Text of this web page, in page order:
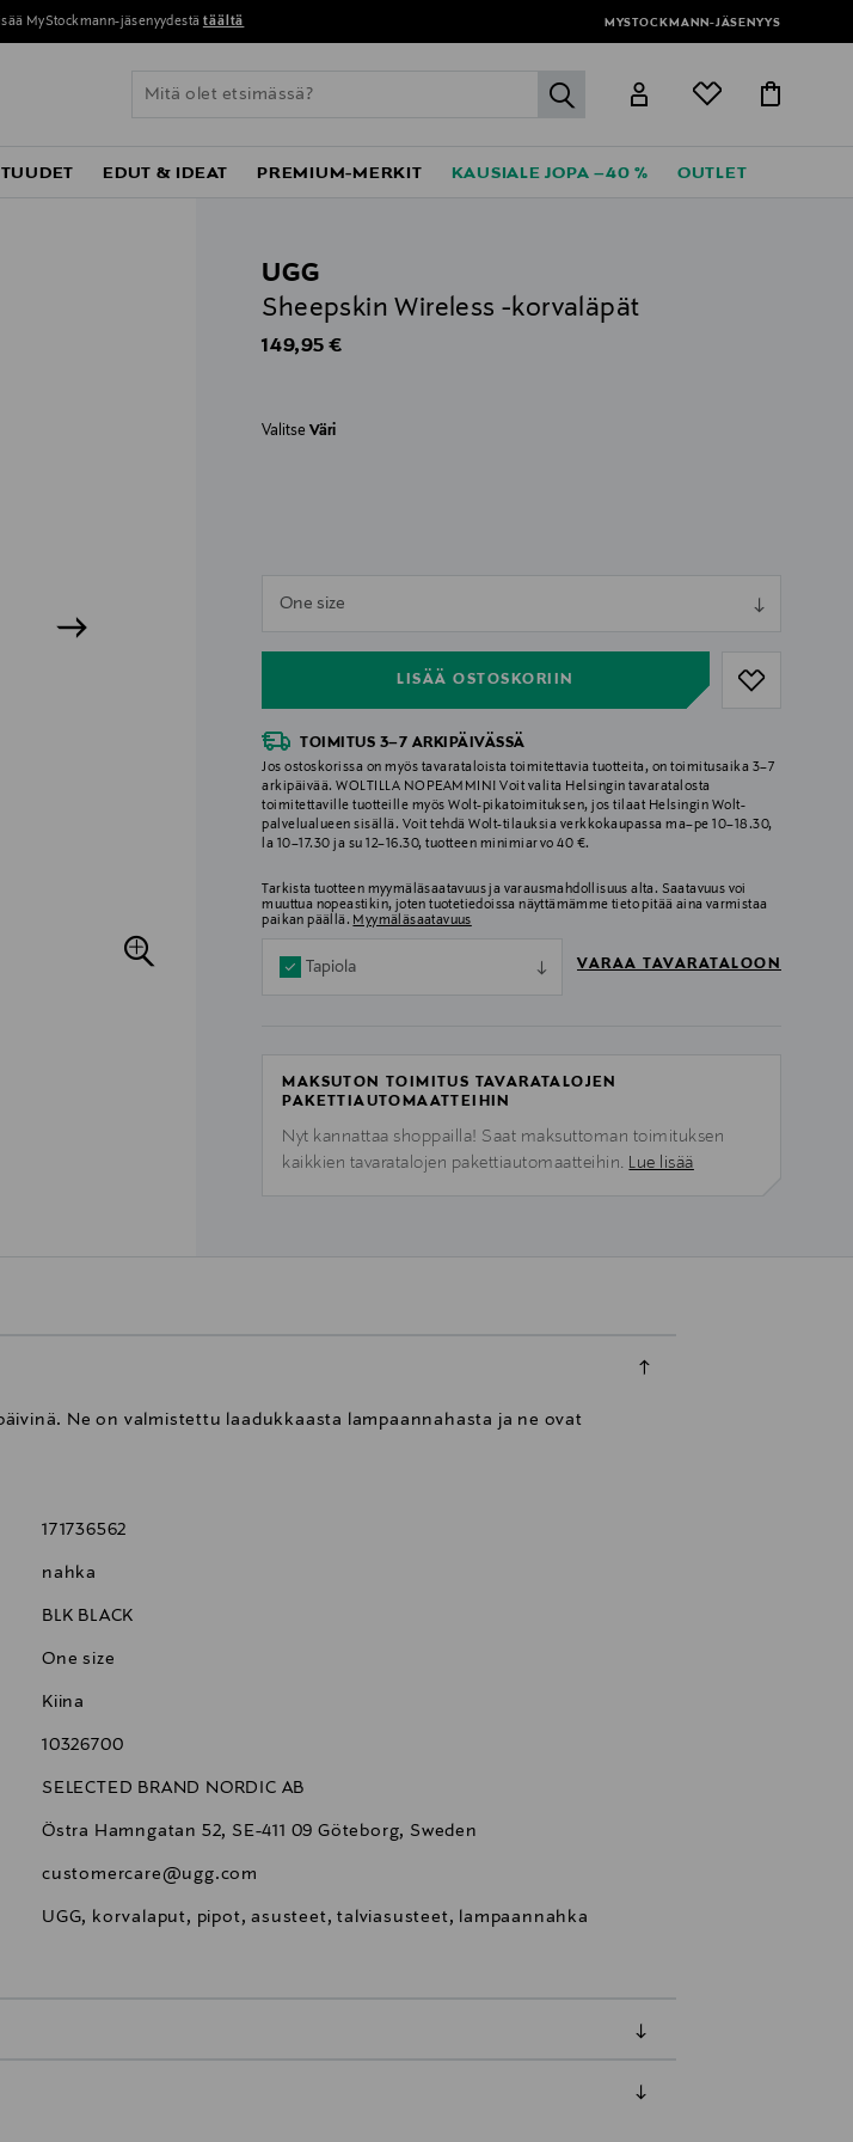
MyStockmann-jäsenyydestä täältä MYSTOCKMANN-JÄSENYYS
label.header.go
EDUT & IDEAT PREMIUM-MERKIT KAUSIALE JOPA –40 % OUTLET
UGG
Sheepskin Wireless -korvaläpät
Original Price
149,95 €
ValitseVäri
One size
LISÄÄ OSTOSKORIIN
null
TOIMITUS 3–7 ARKIPÄIVÄSSÄ
Jos ostoskorissa on myös tavarataloista toimitettavia tuotteita, on toimitusaika 3–7
arkipäivää. WOLTILLA NOPEAMMIN! Voit valita Helsingin tavaratalosta
toimitettaville tuotteille myös Wolt-pikatoimituksen, jos tilaat Helsingin Wolt-
palvelualueen sisällä. Voit tehdä Wolt-tilauksia verkkokaupassa ma–pe 10–18.30,
la 10–17.30 ja su 12–16.30, tuotteen minimiarvo 40 €.
Tarkista tuotteen myymäläsaatavuus ja varausmahdollisuus alta. Saatavuus voi
muuttua nopeastikin, joten tuotetiedoissa näyttämämme tieto pitää aina varmistaa
paikan päällä. Myymäläsaatavuus
Tapiola VARAA TAVARATALOON
MAKSUTON TOIMITUS TAVARATALOJEN
PAKETTIAUTOMAATTEIHIN
Nyt kannattaa shoppailla! Saat maksuttoman toimituksen
kaikkien tavaratalojen pakettiautomaatteihin. Lue lisää
Ne on valmistettu laadukkaasta lampaannahasta ja ne ovat
171736562
nahka
BLK BLACK
One size
Kiina
10326700
SELECTED BRAND NORDIC AB
Östra Hamngatan 52, SE-411 09 Göteborg, Sweden
customercare@ugg.com
UGG, korvalaput, pipot, asusteet, talviasusteet, lampaannahka